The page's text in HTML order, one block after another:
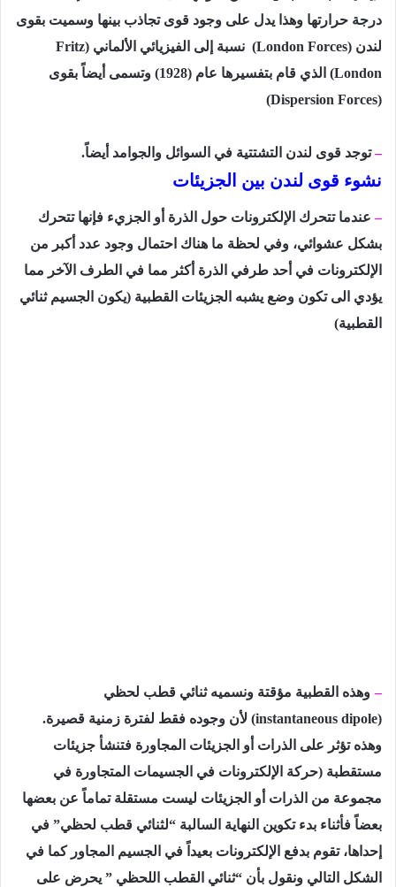
درجة حرارتھا وھذا یدل على وجود قوى تجاذب بینھا وسمیت بقوى
لندن (London Forces
) نسبة إلى الفیزیائي الألماني (Fritz
London
) الذي قام بتفسیرھا عام (1928) وتسمى أیضاً بقوى
(
Dispersion Forces
)
–توجد قوى لندن التشتتية في السوائل والجوامد أیضاً.
نشوء قوى لندن بين الجزيئات
–عندما تتحرك الإلكترونات حول الذرة أو الجزيء فإنھا تتحرك
بشكل عشوائي، وفي لحظة ما ھناك احتمال وجود عدد أكبر من
الإلكترونات في أحد طرفي الذرة أكثر مما في الطرف الآخر مما
یؤدي الى تكون وضع یشبه الجزیئات القطبیة (یكون الجسیم ثنائي
القطبیة)
– وھذه القطبیة مؤقتة ونسمیه ثنائي قطب لحظي
(
instantaneous dipole) لأن وجوده فقط لفترة زمنیة قصیرة.
وھذه تؤثر على الذرات أو الجزیئات المجاورة فتنشأ جزیئات
مستقطبة (حركة الإلكترونات في الجسیمات المتجاورة في
مجموعة من الذرات أو الجزیئات لیست مستقلة تماماً عن بعضھا
بعضاً فأثناء بدء تكوین النھایة السالبة “لثنائي قطب لحظي” في
إحداھا، تقوم بدفع الإلكترونات بعیداً في الجسیم المجاور كما في
الشكل التالي ونقول بأن “ثنائي القطب اللحظي ” یحرض على